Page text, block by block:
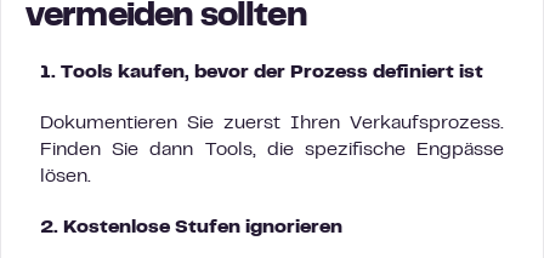
vermeiden sollten
1. Tools kaufen, bevor der Prozess definiert ist
Dokumentieren Sie zuerst Ihren Verkaufsprozess.
Finden Sie dann Tools, die spezifische Engpässe
lösen.
2. Kostenlose Stufen ignorieren